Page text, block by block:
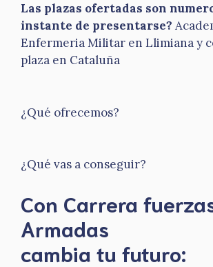
Las plazas ofertadas son
instante de presentarse?
Enfermeria Militar en Llimiana y
plaza en Cataluña
¿Qué ofrecemos?
¿Qué vas a conseguir?
Con Carrera
Armadas
​cambia tu futuro: